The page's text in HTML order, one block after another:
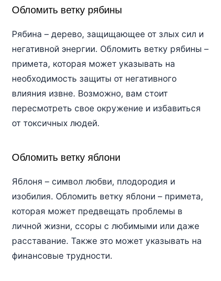
Обломить ветку рябины
Рябина – дерево, защищающее от злых сил и
негативной энергии. Обломить ветку рябины –
примета, которая может указывать на
необходимость защиты от негативного
влияния извне. Возможно, вам стоит
пересмотреть свое окружение и избавиться
от токсичных людей.
Обломить ветку яблони
Яблоня – символ любви, плодородия и
изобилия. Обломить ветку яблони – примета,
которая может предвещать проблемы в
личной жизни, ссоры с любимыми или даже
расставание. Также это может указывать на
финансовые трудности.